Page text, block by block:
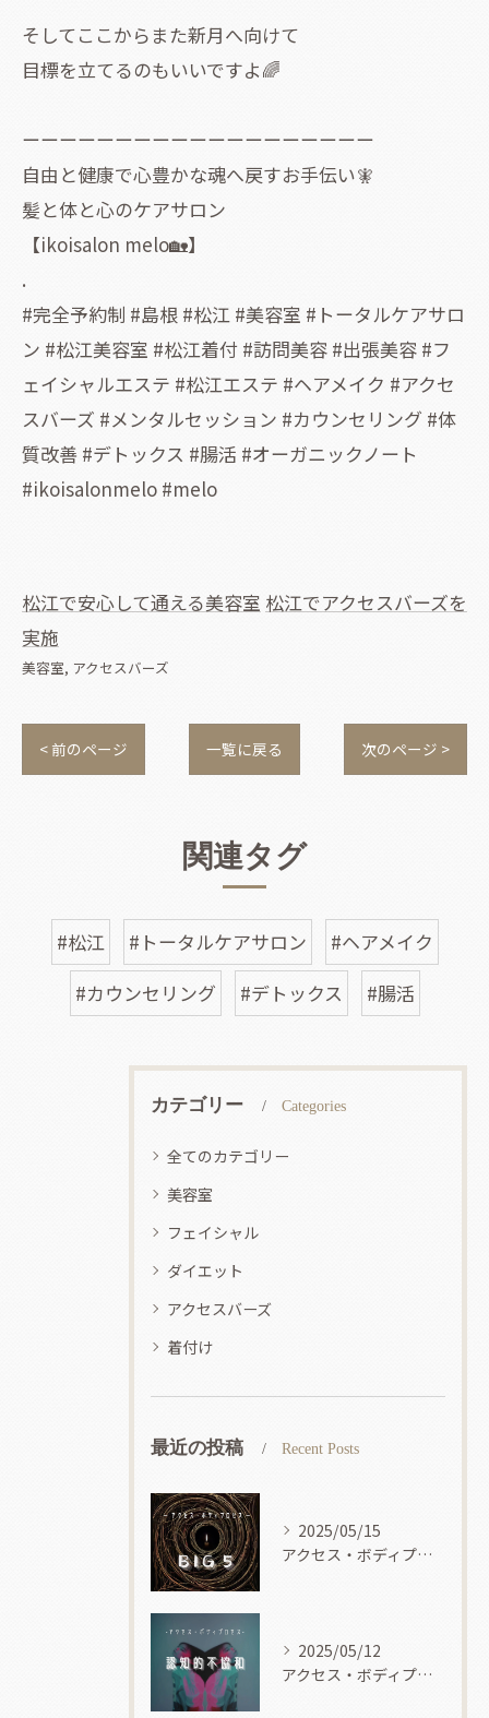
そしてここからまた新月へ向けて
目標を立てるのもいいですよ🌈
ーーーーーーーーーーーーーーーーーーー
自由と健康で心豊かな魂へ戻すお手伝い🧚
髪と体と心のケアサロン
【ikoisalon melo🏡】
.
#完全予約制 #島根 #松江 #美容室 #トータルケアサロ
ン #松江美容室 #松江着付 #訪問美容 #出張美容 #フ
ェイシャルエステ #松江エステ #ヘアメイク #アクセ
スバーズ #メンタルセッション #カウンセリング #体
質改善 #デトックス #腸活 #オーガニックノート
#ikoisalonmelo #melo
松江で安心して通える美容室 松江でアクセスバーズを
実施
美容室 アクセスバーズ
< 前のページ 一覧に戻る 次のページ >
関連タグ
#松江 #トータルケアサロン
#ヘアメイク
#カウンセリング
#デトックス #腸活
カテゴリー Categories
全てのカテゴリー
美容室
フェイシャル
ダイエット
アクセスバーズ
着付け
最近の投稿 Recent Posts
2025/05/15
アクセス・ボディプロセス
2025/05/12
アクセス・ボディプロセス